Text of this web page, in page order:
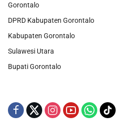
Gorontalo
DPRD Kabupaten Gorontalo
Kabupaten Gorontalo
Sulawesi Utara
Bupati Gorontalo